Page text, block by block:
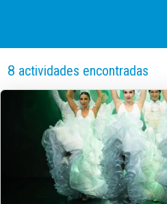
8 actividades encontradas